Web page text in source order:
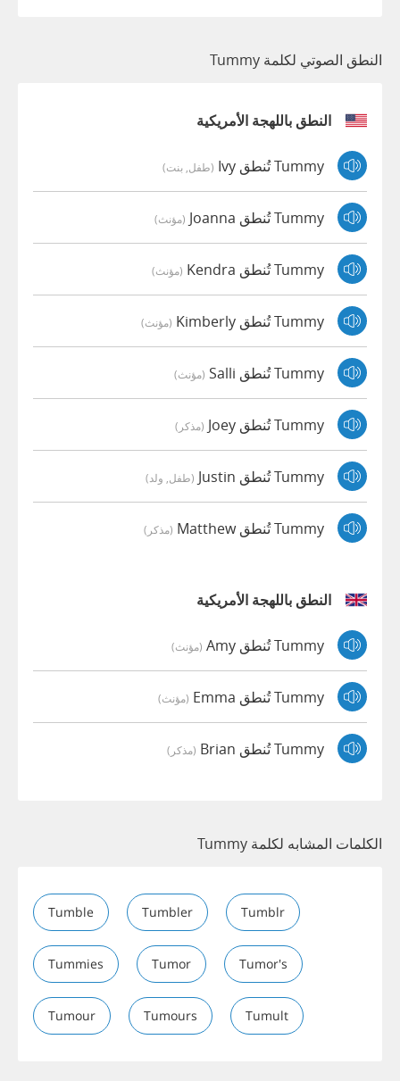
النطق الصوتي لكلمة Tummy
النطق باللهجة الأمريكية
Tummy تُنطق Ivy (طفل, بنت)
Tummy تُنطق Joanna (مؤنث)
Tummy تُنطق Kendra (مؤنث)
Tummy تُنطق Kimberly (مؤنث)
Tummy تُنطق Salli (مؤنث)
Tummy تُنطق Joey (مذكر)
Tummy تُنطق Justin (طفل, ولد)
Tummy تُنطق Matthew (مذكر)
النطق باللهجة الأمريكية
Tummy تُنطق Amy (مؤنث)
Tummy تُنطق Emma (مؤنث)
Tummy تُنطق Brian (مذكر)
الكلمات المشابه لكلمة Tummy
Tumble Tumbler Tumblr
Tummies Tumor Tumor's
Tumour Tumours Tumult